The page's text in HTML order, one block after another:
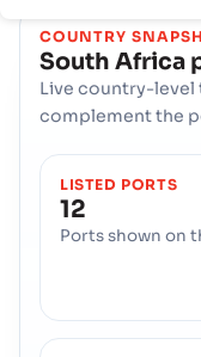
COUNTRY
South Africa
Live country-
complement the
LISTED PORTS
12
Ports shown on